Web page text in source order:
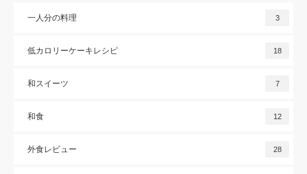
一人分の料理 3
低カロリーケーキレシピ 18
和スイーツ 7
和食 12
外食レビュー 28